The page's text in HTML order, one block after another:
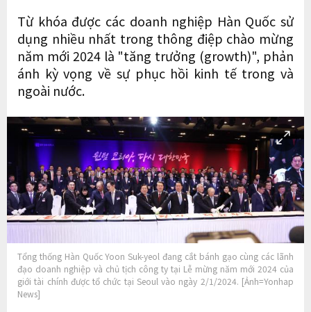
Từ khóa được các doanh nghiệp Hàn Quốc sử
dụng nhiều nhất trong thông điệp chào mừng
năm mới 2024 là "tăng trưởng (growth)", phản
ánh kỳ vọng về sự phục hồi kinh tế trong và
ngoài nước.
Tổng thống Hàn Quốc Yoon Suk-yeol đang cắt bánh gạo cùng các lãnh
đạo doanh nghiệp và chủ tịch công ty tại Lễ mừng năm mới 2024 của
giới tài chính được tổ chức tại Seoul vào ngày 2/1/2024. [Ảnh=Yonhap
News]